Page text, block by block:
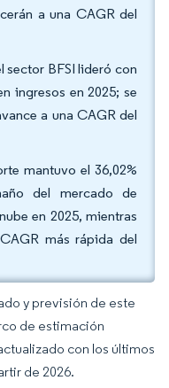
a una CAGR del
sector BFSI lideró con
ingresos en 2025; se
a una CAGR del
mantuvo el 36,02%
del mercado de
en 2025, mientras
más rápida del
y previsión de este
de estimación
con los últimos
de 2026.